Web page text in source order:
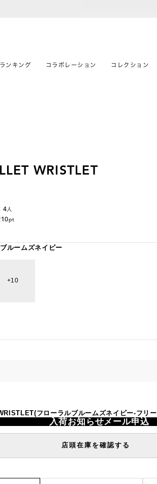
ランキング コラボレーション コレクション
WRISTLET
4人
pt
ルームズネイビー
10
フローラルブルームズネイビー-フリー
入荷お知らせメール申込
店頭在庫を確認する